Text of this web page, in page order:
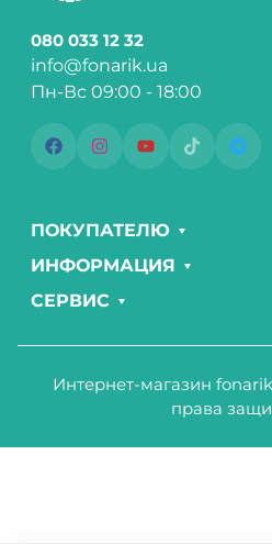
080 033 12 32
info@fonarik.ua
Пн-Вс 09:00 - 18:00
ПОКУПАТЕЛЮ
ИНФОРМАЦИЯ
СЕРВИС
Интернет-магазин
права